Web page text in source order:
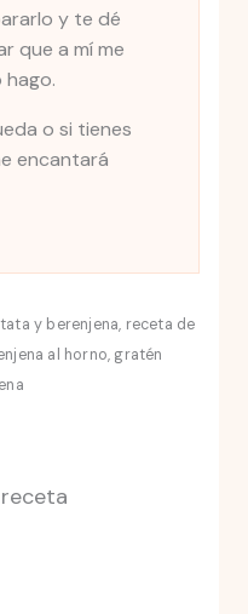
y te dé
que a mí me
hago.
o si tienes
encantará
y berenjena, receta de
al horno, gratén